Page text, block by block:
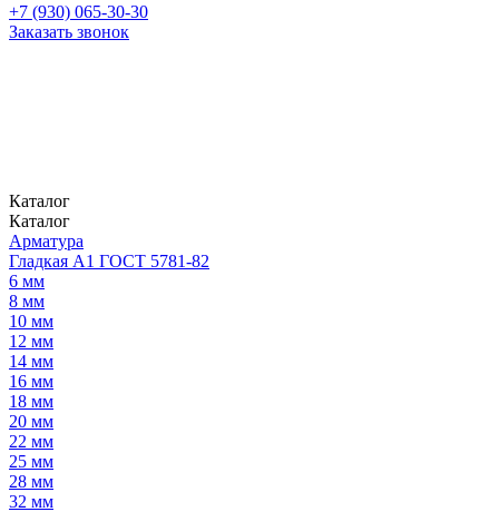
+7 (930) 065-30-30
Заказать звонок
Каталог
Каталог
Арматура
Гладкая А1 ГОСТ 5781-82
6 мм
8 мм
10 мм
12 мм
14 мм
16 мм
18 мм
20 мм
22 мм
25 мм
28 мм
32 мм